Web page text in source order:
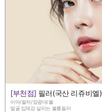
[부천점] 필러(국산 리쥬비엘)
이마/팔자/앞광대/볼
얼굴 입체감 살리는 볼륨필러